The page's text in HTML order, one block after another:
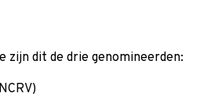
zijn dit de drie genomineerden: